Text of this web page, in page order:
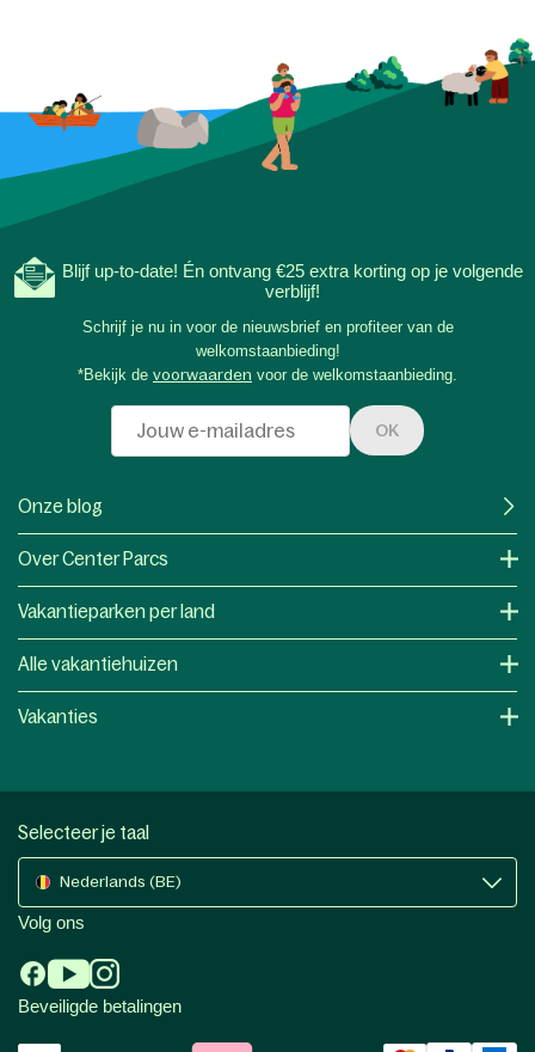
Blijf up-to-date! Én ontvang €25 extra korting op je volgende
verblijf!
Schrijf je nu in voor de nieuwsbrief en profiteer van de
welkomstaanbieding!
*Bekijk de voorwaarden voor de welkomstaanbieding.
OK
Onze blog
Over Center Parcs
Vakantieparken per land
Alle vakantiehuizen
Vakanties
Selecteer je taal
Nederlands (BE)
Volg ons
Beveiligde betalingen